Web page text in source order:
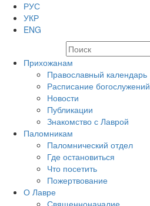
РУС
УКР
ENG
Прихожанам
Православный календарь
Расписание богослужений
Новости
Публикации
Знакомство с Лаврой
Паломникам
Паломнический отдел
Где остановиться
Что посетить
Пожертвование
О Лавре
Священноначалие